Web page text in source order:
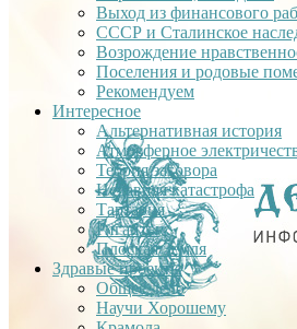
Выход из финансового
СССР и Сталинское
Возрождение
Поселения и родовые
Рекомендуем
Интересное
Альтернативная история
Атмосферное
Теория заговора
Недавняя катастрофа
Тартария
Гиганты
Плоская Земля
Здравые проекты
Общее дело
Научи Хорошему